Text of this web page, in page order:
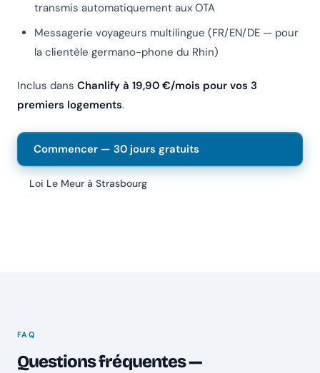
transmis automatiquement aux OTA
Messagerie voyageurs multilingue (FR/EN/DE — pour
la clientèle germano-phone du Rhin)
Inclus dans Chanlify à 19,90 €/mois pour vos 3
premiers logements.
Commencer — 30 jours gratuits
Loi Le Meur à Strasbourg
FAQ
Questions fréquentes —